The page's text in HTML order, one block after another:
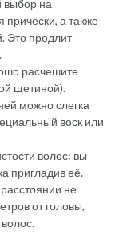
выбор на
причёски, а также
Это продлит
расчешите
щетиной).
можно слегка
воск или
волос: вы
пригладив её.
не
от головы,